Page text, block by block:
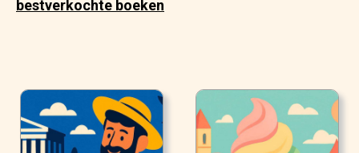
bestverkochte boeken